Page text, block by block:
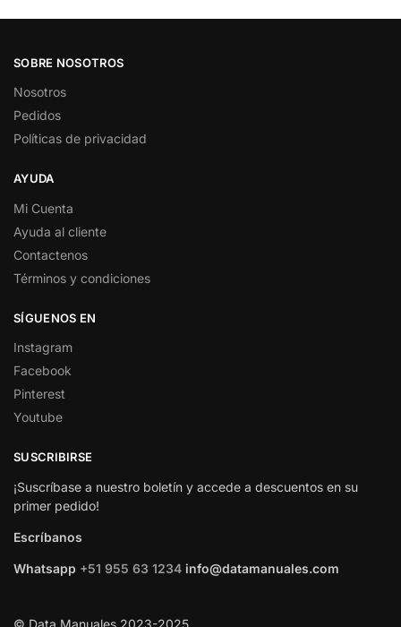
SOBRE NOSOTROS
Nosotros
Pedidos
Políticas de privacidad
AYUDA
Mi Cuenta
Ayuda al cliente
Contactenos
Términos y condiciones
SÍGUENOS EN
Instagram
Facebook
Pinterest
Youtube
SUSCRIBIRSE
¡Suscríbase a nuestro boletín y accede a descuentos en su
primer pedido!
Escríbanos
Whatsapp +51 955 63 1234 info@datamanuales.com
© Data Manuales 2023-2025